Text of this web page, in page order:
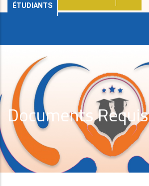
ÉTUDIANTS
Documents Requis